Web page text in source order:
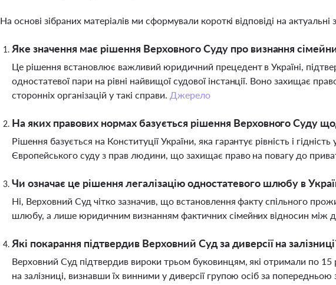
На основі зібраних матеріалів ми сформували короткі відповіді на актуальні
Яке значення має рішення Верховного Суду про визнання
Це рішення встановлює важливий юридичний прецедент в Україні,
одностатевої пари на рівні найвищої судової інстанції. Воно захищає
сторонніх організацій у такі справи. Джерело
На яких правових нормах базується рішення Верховного Суду
Рішення базується на Конституції України, яка гарантує рівність і
Європейського суду з прав людини, що захищає право на повагу до
Чи означає це рішення легалізацію одностатевого шлюбу в
Ні, Верховний Суд чітко зазначив, що встановлення факту спільного
шлюбу, а лише юридичним визнанням фактичних сімейних відносин між
Які покарання підтвердив Верховний Суд за диверсії на
Верховний Суд підтвердив вироки трьом буковинцям, які отримали по 15
на залізниці, визнавши їх винними у диверсії групою осіб за